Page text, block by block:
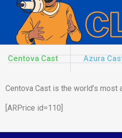
Centova Cast Azura
Centova Cast is the world’s
[ARPrice id=110]